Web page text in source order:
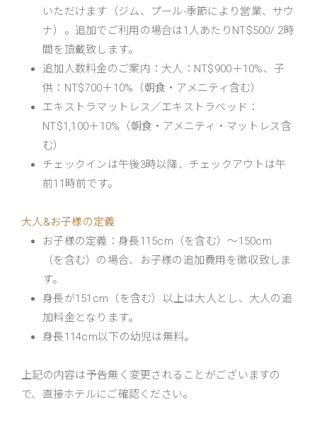
いただけます（ジム、プール-季節により営業、サウ
ナ）。追加でご利用の場合は1人あたりNT$500/ 2時
間を頂戴致します。
追加人数料金のご案内：大人：NT$900＋10%、子
供：NT$700＋10%（朝食・アメニティ含む）
エキストラマットレス／エキストラベッド：
NT$1,100＋10%（朝食・アメニティ・マットレス含
む）
チェックインは午後3時以降、チェックアウトは午
前11時前です。
大人&お子様の定義
お子様の定義：身長115cm（を含む）～150cm
（を含む）の場合、お子様の追加費用を徴収致しま
す。
身長が151cm（を含む）以上は大人とし、大人の追
加料金となります。
身長114cm以下の幼児は無料。
上記の内容は予告無く変更されることがございますの
で、直接ホテルにご確認ください。